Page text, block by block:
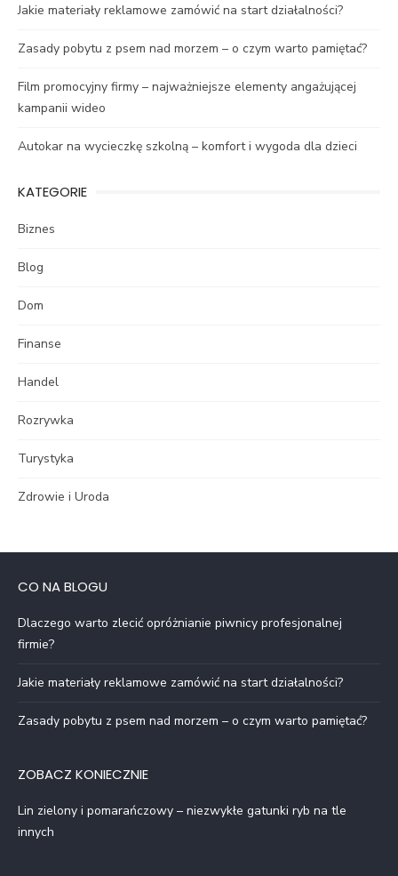
Jakie materiały reklamowe zamówić na start działalności?
Zasady pobytu z psem nad morzem – o czym warto pamiętać?
Film promocyjny firmy – najważniejsze elementy angażującej
kampanii wideo
Autokar na wycieczkę szkolną – komfort i wygoda dla dzieci
KATEGORIE
Biznes
Blog
Dom
Finanse
Handel
Rozrywka
Turystyka
Zdrowie i Uroda
CO NA BLOGU
Dlaczego warto zlecić opróżnianie piwnicy profesjonalnej
firmie?
Jakie materiały reklamowe zamówić na start działalności?
Zasady pobytu z psem nad morzem – o czym warto pamiętać?
ZOBACZ KONIECZNIE
Lin zielony i pomarańczowy – niezwykłe gatunki ryb na tle
innych